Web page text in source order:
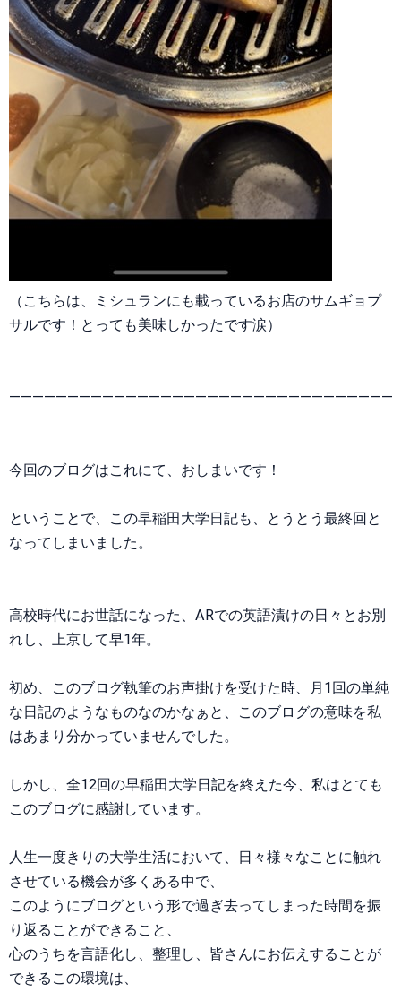
（こちらは、ミシュランにも載っているお店のサムギョプ
サルです！とっても美味しかったです涙）
—————————————————————————————————
今回のブログはこれにて、おしまいです！
ということで、この早稲田大学日記も、とうとう最終回と
なってしまいました。
高校時代にお世話になった、ARでの英語漬けの日々とお別
れし、上京して早1年。
初め、このブログ執筆のお声掛けを受けた時、月1回の単純
な日記のようなものなのかなぁと、このブログの意味を私
はあまり分かっていませんでした。
しかし、全12回の早稲田大学日記を終えた今、私はとても
このブログに感謝しています。
人生一度きりの大学生活において、日々様々なことに触れ
させている機会が多くある中で、
このようにブログという形で過ぎ去ってしまった時間を振
り返ることができること、
心のうちを言語化し、整理し、皆さんにお伝えすることが
できるこの環境は、